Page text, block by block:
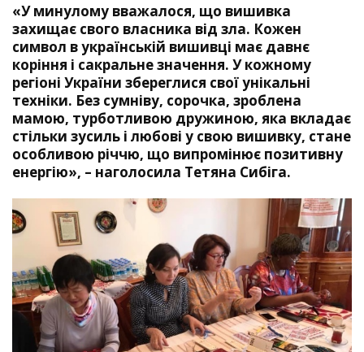
«У минулому вважалося, що вишивка
захищає свого власника від зла. Кожен
символ в українській вишивці має давнє
коріння і сакральне значення. У кожному
регіоні України збереглися свої унікальні
техніки. Без сумніву, сорочка, зроблена
мамою, турботливою дружиною, яка вкладає
стільки зусиль і любові у свою вишивку, стане
особливою річчю, що випромінює позитивну
енергію», – наголосила Тетяна Сибіга.